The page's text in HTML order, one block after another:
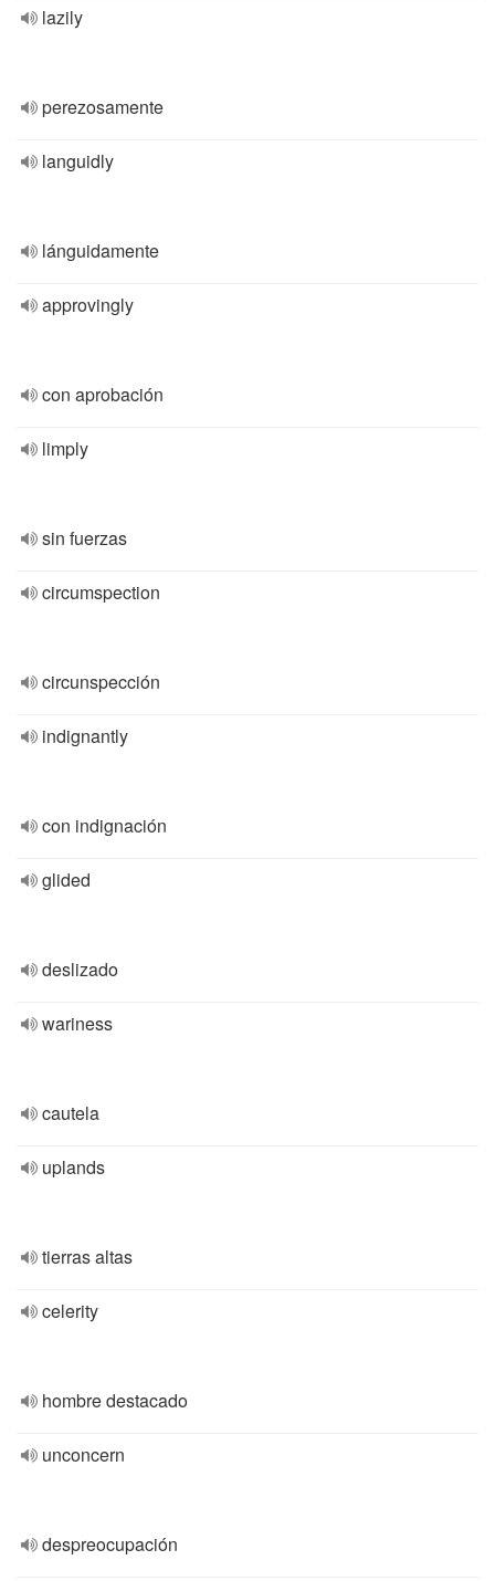
lazily
perezosamente
languidly
lánguidamente
approvingly
con aprobación
limply
sin fuerzas
circumspection
circunspección
indignantly
con indignación
glided
deslizado
wariness
cautela
uplands
tierras altas
celerity
hombre destacado
unconcern
despreocupación